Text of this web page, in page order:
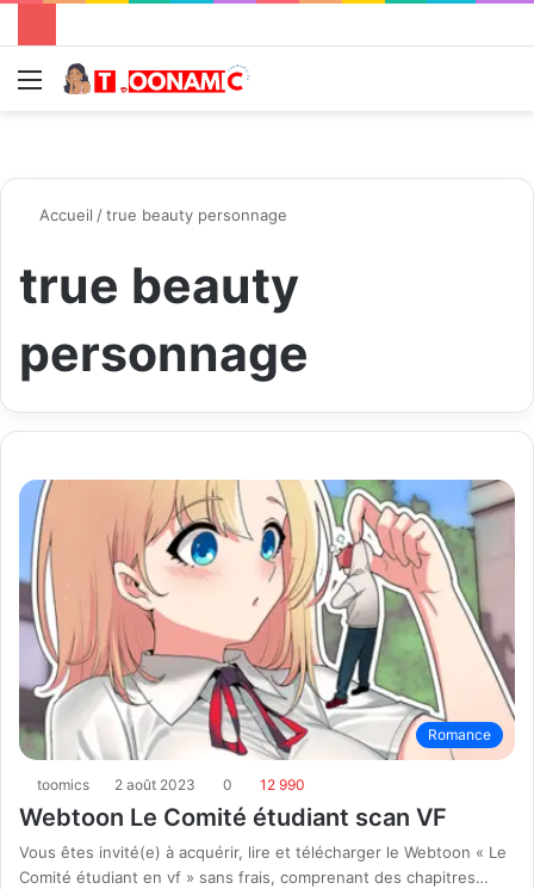
Menu
Accueil /true beauty personnage
true beauty
personnage
Romance
toomics 2 août 2023 0 12 990
Webtoon Le Comité étudiant scan VF
Vous êtes invité(e) à acquérir, lire et télécharger le Webtoon « Le
Comité étudiant en vf » sans frais, comprenant des chapitres…